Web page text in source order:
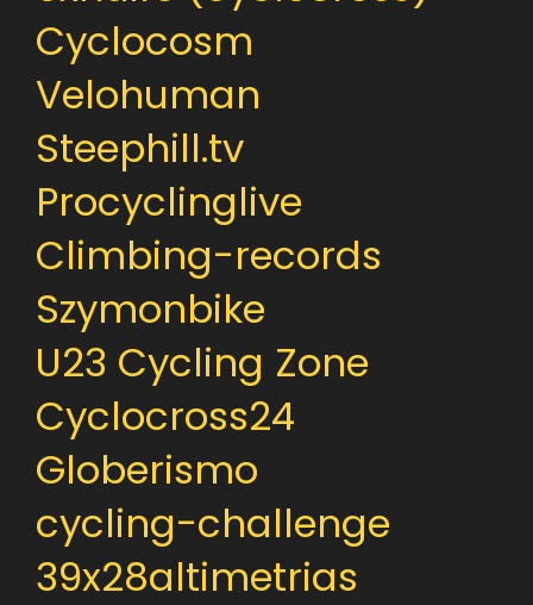
Cyclocosm
Velohuman
Steephill.tv
Procyclinglive
Climbing-records
Szymonbike
U23 Cycling Zone
Cyclocross24
Globerismo
cycling-challenge
39x28altimetrias